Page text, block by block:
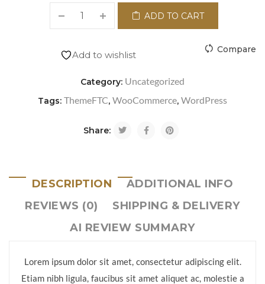
ADD TO CART
Add to wishlist Compare
Category: Uncategorized
Tags: ThemeFTC, WooCommerce, WordPress
Share:
DESCRIPTION
ADDITIONAL INFO
REVIEWS (0)
SHIPPING & DELIVERY
AI REVIEW SUMMARY
Lorem ipsum dolor sit amet, consectetur adipiscing elit.
Etiam nibh ligula, faucibus sit amet aliquet ac, molestie a